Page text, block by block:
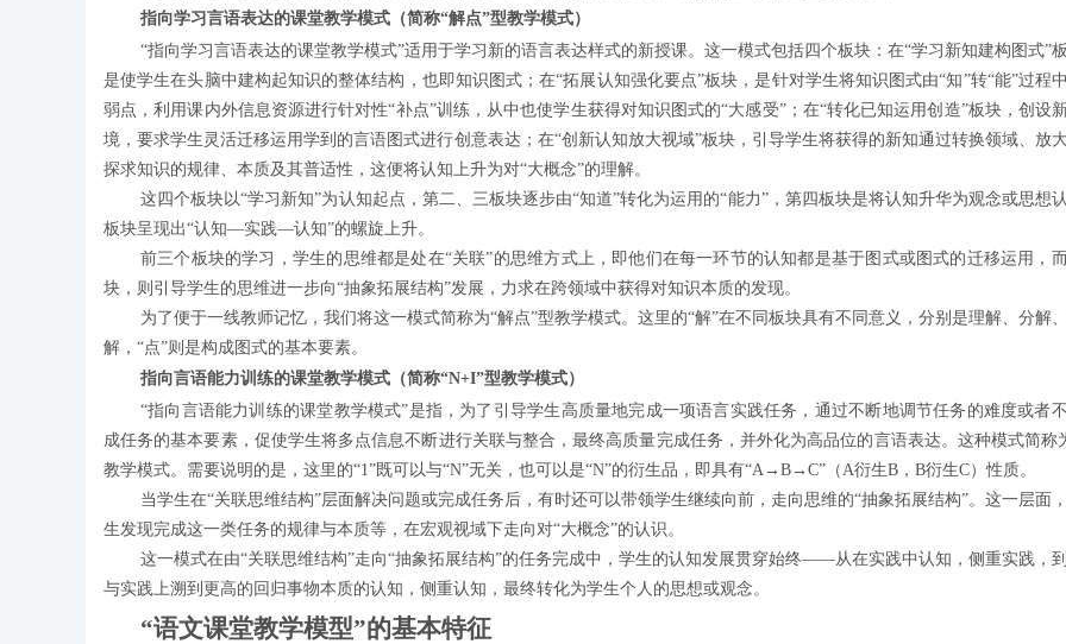
指向学习言语表达的课堂教学模式（简称“解点”型教学模式）
“指向学习言语表达的课堂教学模式”适用于学习新的语言表达样式的新授课。这一模式包括四个板块：在“学习新知建构图式”
是使学生在头脑中建构起知识的整体结构，也即知识图式；在“拓展认知强化要点”板块，是针对学生将知识图式由“知”转“能”过程
弱点，利用课内外信息资源进行针对性“补点”训练，从中也使学生获得对知识图式的“大感受”；在“转化已知运用创造”板块，创设
境，要求学生灵活迁移运用学到的言语图式进行创意表达；在“创新认知放大视域”板块，引导学生将获得的新知通过转换领域、放
探求知识的规律、本质及其普适性，这便将认知上升为对“大概念”的理解。
这四个板块以“学习新知”为认知起点，第二、三板块逐步由“知道”转化为运用的“能力”，第四板块是将认知升华为观念或思想
板块呈现出“认知—实践—认知”的螺旋上升。
前三个板块的学习，学生的思维都是处在“关联”的思维方式上，即他们在每一环节的认知都是基于图式或图式的迁移运用，
块，则引导学生的思维进一步向“抽象拓展结构”发展，力求在跨领域中获得对知识本质的发现。
为了便于一线教师记忆，我们将这一模式简称为“解点”型教学模式。这里的“解”在不同板块具有不同意义，分别是理解、分解
解，“点”则是构成图式的基本要素。
指向言语能力训练的课堂教学模式（简称“N+I”型教学模式）
“指向言语能力训练的课堂教学模式”是指，为了引导学生高质量地完成一项语言实践任务，通过不断地调节任务的难度或者
成任务的基本要素，促使学生将多点信息不断进行关联与整合，最终高质量完成任务，并外化为高品位的言语表达。这种模式简称
教学模式。需要说明的是，这里的“1”既可以与“N”无关，也可以是“N”的衍生品，即具有“A→B→C”（A衍生B，B衍生C）性质。
当学生在“关联思维结构”层面解决问题或完成任务后，有时还可以带领学生继续向前，走向思维的“抽象拓展结构”。这一层面
生发现完成这一类任务的规律与本质等，在宏观视域下走向对“大概念”的认识。
这一模式在由“关联思维结构”走向“抽象拓展结构”的任务完成中，学生的认知发展贯穿始终——从在实践中认知，侧重实践，
与实践上溯到更高的回归事物本质的认知，侧重认知，最终转化为学生个人的思想或观念。
“语文课堂教学模型”的基本特征